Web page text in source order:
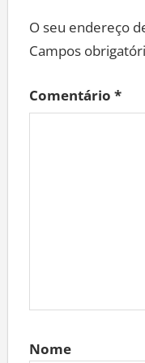
O seu endereço
Campos
Comentário *
Nome